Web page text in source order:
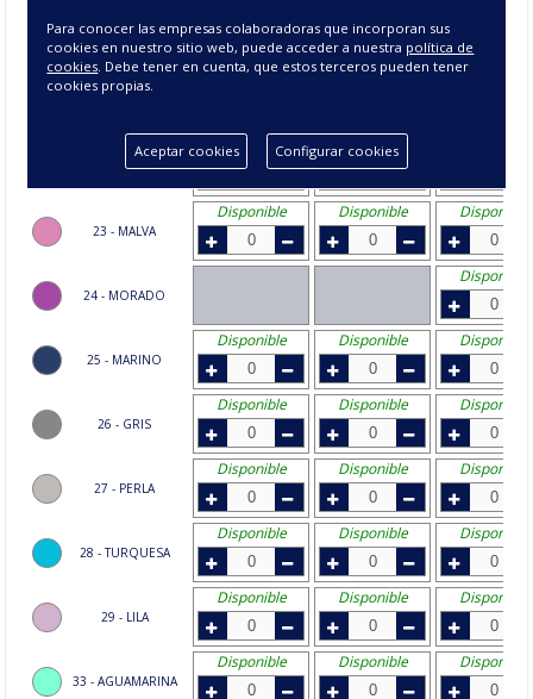
20 - GRANATE
22 - NEGRO
23 - MALVA
24 - MORADO
25 - MARINO
26 - GRIS
27 - PERLA
28 - TURQUESA
29 - LILA
33 - AGUAMARINA
Disponible Agotado
Disponible Disponible Disponible
Disponible
Disponible Disponible Disponible
Disponible Disponible Disponible
Disponible Disponible Disponible
Disponible Disponible Disponible
Disponible Disponible Disponible
Disponible Disponible Disponible
Para conocer las empresas colaboradoras que incorporan sus
cookies en nuestro sitio web, puede acceder a nuestra política de
cookies . Debe tener en cuenta, que estos terceros pueden tener
cookies propias.
Aceptar cookies Configurar cookies